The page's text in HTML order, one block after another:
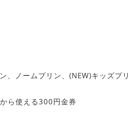
、ノームプリン、(NEW)キッズプリ
ら使える300円金券